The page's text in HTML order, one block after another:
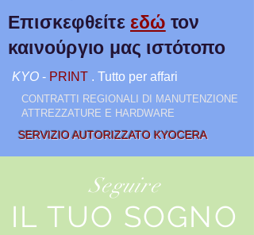
SERVIZIO AUTORIZZATO KYOCERA
KYO - PRINT . Tutto per affari
CONTRATTI REGIONALI DI MANUTENZIONE
ATTREZZATURE E HARDWARE
Επισκεφθείτε εδώ τον
καινούργιο μας ιστότοπο
Seguire
IL TUO SOGNO